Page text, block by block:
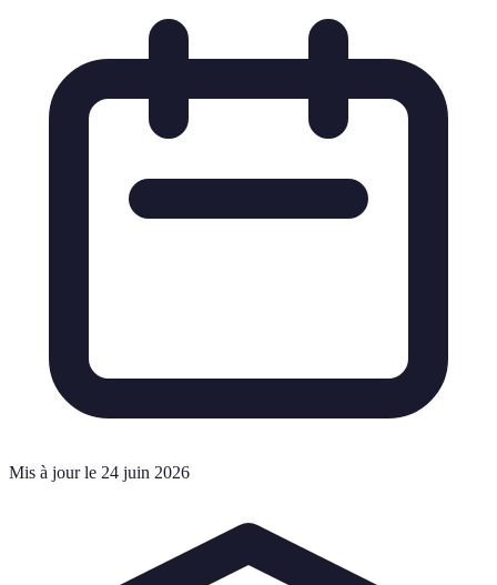
Mis à jour le 24 juin 2026